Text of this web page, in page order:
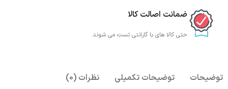
ضمانت اصالت کالا
حتی کالا های با گارانتی تست می شوند
توضیحات توضیحات تکمیلی نظرات (0)